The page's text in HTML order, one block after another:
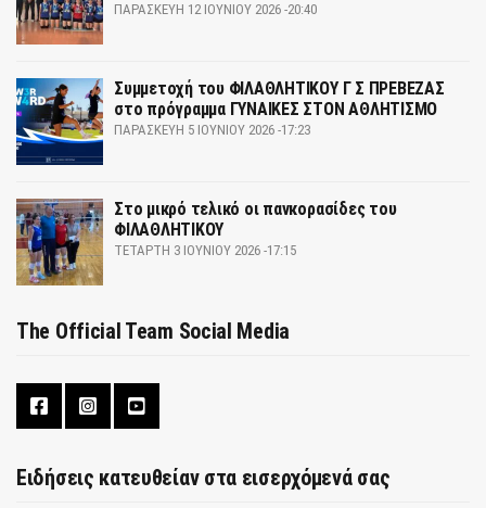
ΠΑΡΑΣΚΕΥΉ 12 ΙΟΥΝΊΟΥ 2026 -20:40
Συμμετοχή του ΦΙΛΑΘΛΗΤΙΚΟΥ Γ Σ ΠΡΕΒΕΖΑΣ
στο πρόγραμμα ΓΥΝΑΙΚΕΣ ΣΤΟΝ ΑΘΛΗΤΙΣΜΟ
ΠΑΡΑΣΚΕΥΉ 5 ΙΟΥΝΊΟΥ 2026 -17:23
Στο μικρό τελικό οι πανκορασίδες του
ΦΙΛΑΘΛΗΤΙΚΟΥ
ΤΕΤΆΡΤΗ 3 ΙΟΥΝΊΟΥ 2026 -17:15
The Official Team Social Media
Ειδήσεις κατευθείαν στα εισερχόμενά σας